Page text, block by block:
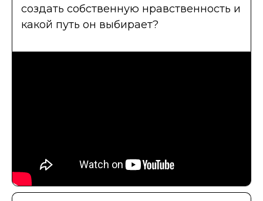
создать собственную нравственность и
какой путь он выбирает?